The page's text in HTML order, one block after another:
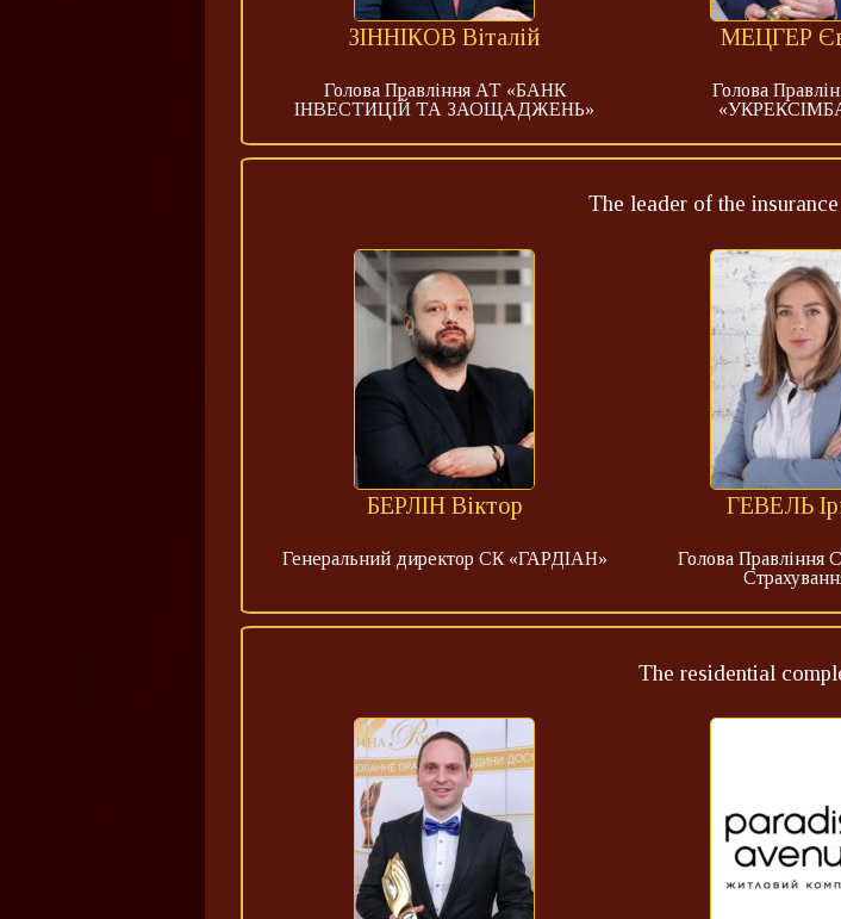
ЗІННІКОВ Віталій
Голова Правління АТ «БАНК
ІНВЕСТИЦІЙ ТА ЗАОЩАДЖЕНЬ»
МЕЦГЕР
Голова
The leader of the
БЕРЛІН Віктор
Генеральний директор СК «ГАРДІАН»
ГЕВЕЛЬ
Голова Правління
The residential